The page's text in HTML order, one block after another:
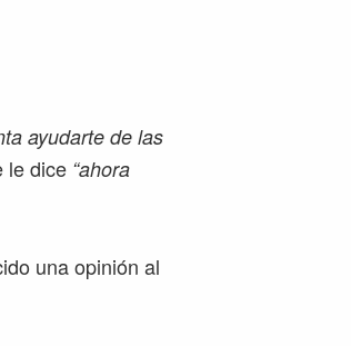
ayudarte de las
le dice “ahora
una opinión al